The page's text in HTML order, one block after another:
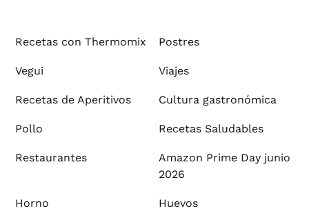
Recetas con Thermomix Postres
Vegui Viajes
Recetas de Aperitivos Cultura gastronómica
Pollo Recetas Saludables
Restaurantes
Amazon Prime Day junio
2026
Horno Huevos